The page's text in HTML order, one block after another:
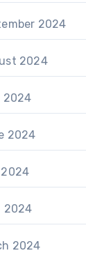
2024
2024
2024
2024
2024
2024
2024